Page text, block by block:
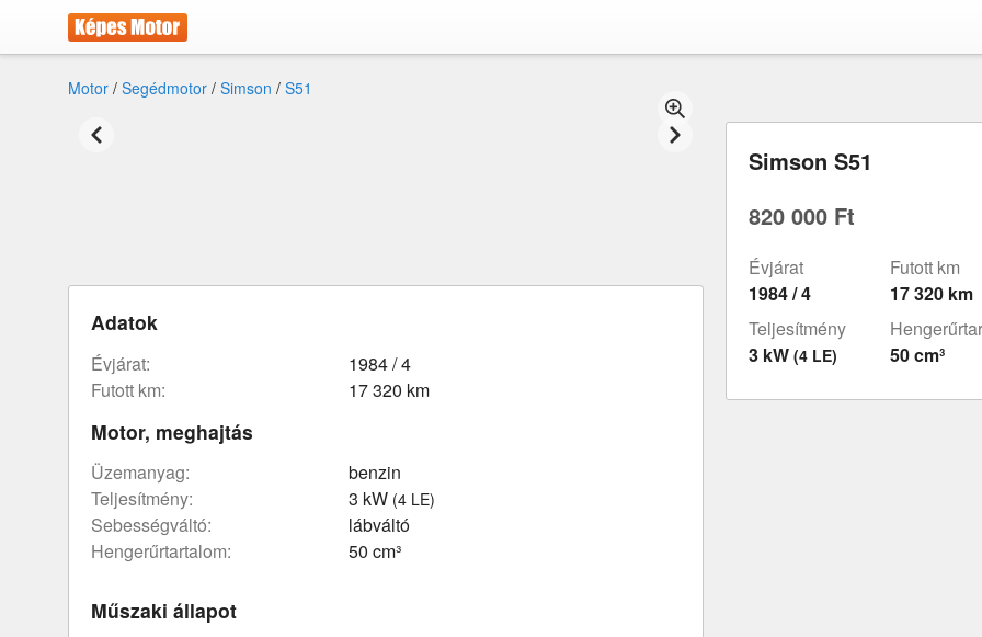
Motor / Segédmotor / Simson / S51
Simson S51
820 000 Ft
Évjárat
1984 / 4
Futott km
17 320 km
Teljesítmény
3 kW (4 LE)
50 cm³
Adatok
évjárat:
1984 / 4
futott km:
17 320 km
Motor, meghajtás
üzemanyag:
benzin
teljesítmény:
3 kW (4 LE)
sebességváltó:
lábváltó
hengerűrtartalom:
50 cm³
Műszaki állapot